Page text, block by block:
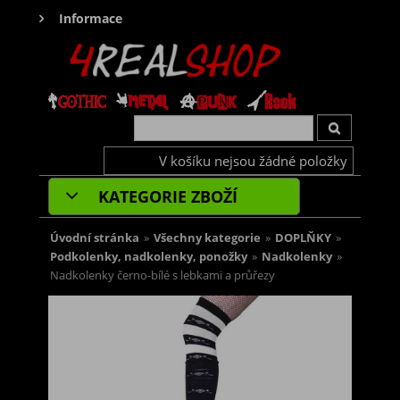
Informace
V košíku nejsou žádné položky
KATEGORIE ZBOŽÍ
Úvodní stránka » Všechny kategorie » DOPLŇKY »
Podkolenky, nadkolenky, ponožky » Nadkolenky »
Nadkolenky černo-bílé s lebkami a průřezy